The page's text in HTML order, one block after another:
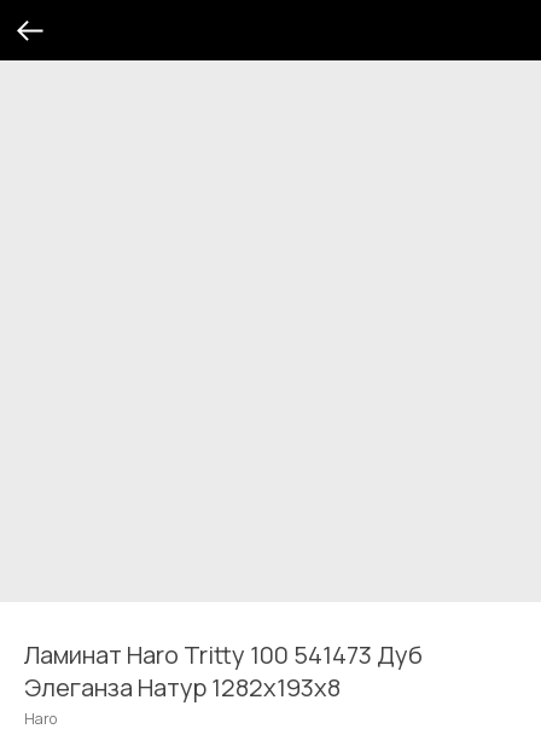
Ламинат Haro Tritty 100 541473 Дуб
Элеганза Натур 1282x193x8
Haro